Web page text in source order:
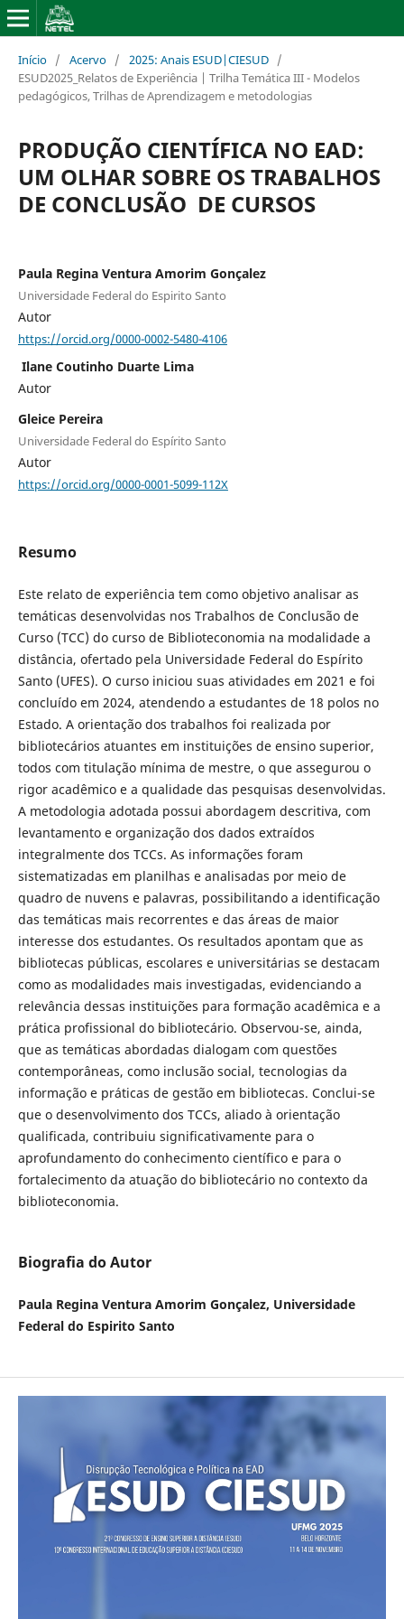
Início / Acervo / 2025: Anais ESUD|CIESUD /
ESUD2025_Relatos de Experiência | Trilha Temática III - Modelos
pedagógicos, Trilhas de Aprendizagem e metodologias
PRODUÇÃO CIENTÍFICA NO EAD:
UM OLHAR SOBRE OS TRABALHOS
DE CONCLUSÃO DE CURSOS
Paula Regina Ventura Amorim Gonçalez
Universidade Federal do Espirito Santo
Autor
https://orcid.org/0000-0002-5480-4106
Ilane Coutinho Duarte Lima
Autor
Gleice Pereira
Universidade Federal do Espírito Santo
Autor
https://orcid.org/0000-0001-5099-112X
Resumo
Este relato de experiência tem como objetivo analisar as
temáticas desenvolvidas nos Trabalhos de Conclusão de
Curso (TCC) do curso de Biblioteconomia na modalidade a
distância, ofertado pela Universidade Federal do Espírito
Santo (UFES). O curso iniciou suas atividades em 2021 e foi
concluído em 2024, atendendo a estudantes de 18 polos no
Estado. A orientação dos trabalhos foi realizada por
bibliotecários atuantes em instituições de ensino superior,
todos com titulação mínima de mestre, o que assegurou o
rigor acadêmico e a qualidade das pesquisas desenvolvidas.
A metodologia adotada possui abordagem descritiva, com
levantamento e organização dos dados extraídos
integralmente dos TCCs. As informações foram
sistematizadas em planilhas e analisadas por meio de
quadro de nuvens e palavras, possibilitando a identificação
das temáticas mais recorrentes e das áreas de maior
interesse dos estudantes. Os resultados apontam que as
bibliotecas públicas, escolares e universitárias se destacam
como as modalidades mais investigadas, evidenciando a
relevância dessas instituições para formação acadêmica e a
prática profissional do bibliotecário. Observou-se, ainda,
que as temáticas abordadas dialogam com questões
contemporâneas, como inclusão social, tecnologias da
informação e práticas de gestão em bibliotecas. Conclui-se
que o desenvolvimento dos TCCs, aliado à orientação
qualificada, contribuiu significativamente para o
aprofundamento do conhecimento científico e para o
fortalecimento da atuação do bibliotecário no contexto da
biblioteconomia.
Biografia do Autor
Paula Regina Ventura Amorim Gonçalez, Universidade
Federal do Espirito Santo